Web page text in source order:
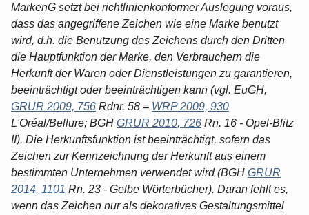
MarkenG setzt bei richtlinienkonformer Auslegung voraus,
dass das angegriffene Zeichen wie eine Marke benutzt
wird, d.h. die Benutzung des Zeichens durch den Dritten
die Hauptfunktion der Marke, den Verbrauchern die
Herkunft der Waren oder Dienstleistungen zu garantieren,
beeinträchtigt oder beeinträchtigen kann (vgl. EuGH,
GRUR 2009, 756 Rdnr. 58 = WRP 2009, 930
L'Oréal/Bellure; BGH GRUR 2010, 726 Rn. 16 - Opel-Blitz
II). Die Herkunftsfunktion ist beeinträchtigt, sofern das
Zeichen zur Kennzeichnung der Herkunft aus einem
bestimmten Unternehmen verwendet wird (BGH GRUR
2014, 1101 Rn. 23 - Gelbe Wörterbücher). Daran fehlt es,
wenn das Zeichen nur als dekoratives Gestaltungsmittel